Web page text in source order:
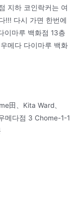
지하 코인락커는 여
!!! 다시 가면 한번에
이마루 백화점 13층
메다 다이마루 백화
田、Kita Ward、
메다점 3 Chome-1-1